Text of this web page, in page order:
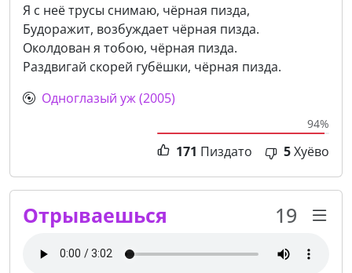
Я с неё трусы снимаю, чёрная пизда,
Будоражит, возбуждает чёрная пизда.
Околдован я тобою, чёрная пизда.
Раздвигай скорей губёшки, чёрная пизда.
Одноглазый уж (2005)
94%
171 Пиздато 5Хуёво
Отрываешься 19